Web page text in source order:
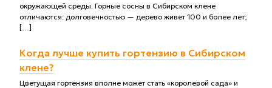
окружающей среды. Горные сосны в Сибирском клене
отличаются: долговечностью — дерево живет 100 и более лет;
[…]
Когда лучше купить гортензию в Сибирском
клене?
Цветущая гортензия вполне может стать «королевой сада» и